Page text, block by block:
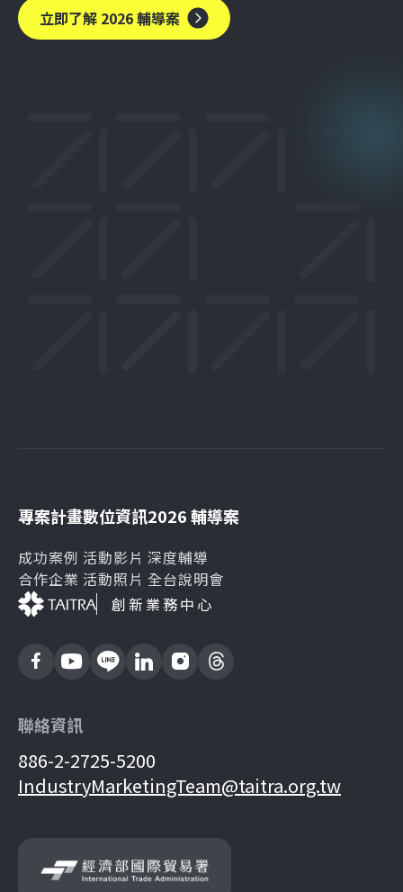
立即了解 2026 輔導案
專案計畫
成功案例
合作企業
數位資訊
活動影片
活動照片
2026 輔導案
深度輔導
全台說明會
創新業務中心
聯絡資訊
886-2-2725-5200
IndustryMarketingTeam@taitra.org.tw